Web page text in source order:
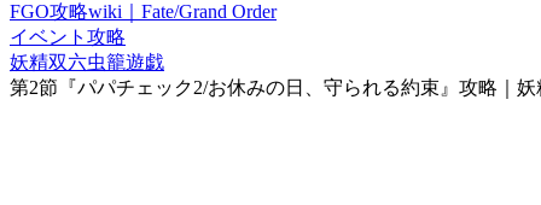
FGO攻略wiki｜Fate/Grand Order
イベント攻略
妖精双六虫籠遊戯
第2節『パパチェック2/お休みの日、守られる約束』攻略｜妖